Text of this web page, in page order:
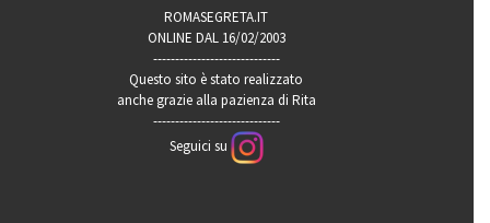
ROMASEGRETA.IT
ONLINE DAL 16/02/2003
-----------------------------
Questo sito è stato realizzato
anche grazie alla pazienza di Rita
-----------------------------
Seguici su